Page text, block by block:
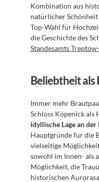
Kombination aus
natürlicher
Top-Wahl für
Standesamts
Beliebtheit
Immer mehr
idyllische Lage an der
Hauptgründe für die
vielseitige
sowohl im Innen- als
Möglichkeit, die
historischen